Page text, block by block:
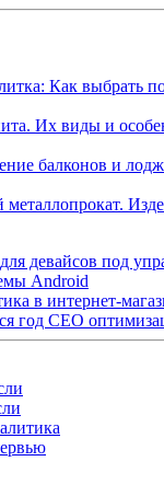
Как выбрать
Их виды и
балконов и
девайсов под
Android
в интернет-
год СЕО